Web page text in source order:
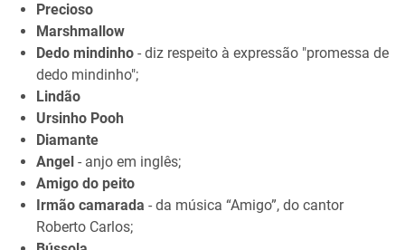
Precioso
Marshmallow
Dedo mindinho - diz respeito à expressão "promessa de
dedo mindinho";
Lindão
Ursinho Pooh
Diamante
Angel - anjo em inglês;
Amigo do peito
Irmão camarada - da música “Amigo”, do cantor
Roberto Carlos;